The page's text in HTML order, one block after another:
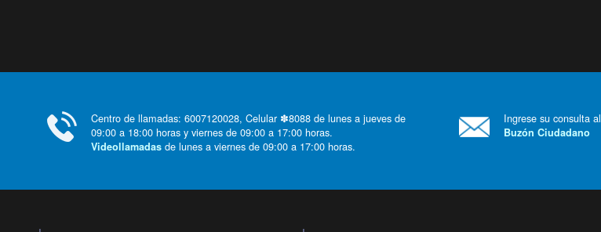
Centro de llamadas: 6007120028, Celular ✽8088 de lunes a jueves de
09:00 a 18:00 horas y viernes de 09:00 a 17:00 horas.
Videollamadas de lunes a viernes de 09:00 a 17:00 horas.
Ingrese su consulta al
Buzón Ciudadano